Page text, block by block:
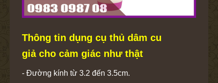
Thông tin dụng cụ thủ dâm cu
giả cho cảm giác như thật
- Đường kính từ 3.2 đến 3.5cm.